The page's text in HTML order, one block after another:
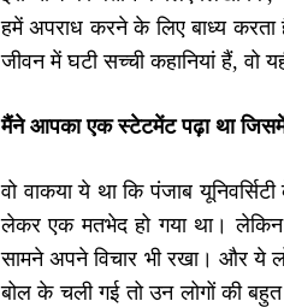
हमें अपराध करने के लिए बाध्य
जीवन में घटी सच्ची कहानियां हैं, वो
मैंने आपका एक स्टेटमेंट पढ़ा था
वो वाकया ये था कि पंजाब
लेकर एक मतभेद हो गया था।
सामने अपने विचार भी रखा। और
बोल के चली गई तो उन लोगों की